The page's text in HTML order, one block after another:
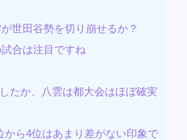
世田谷勢を切り崩せるか？
合は注目ですね
たか、八雲は都大会はほぼ確実
から4位はあまり差がない印象で